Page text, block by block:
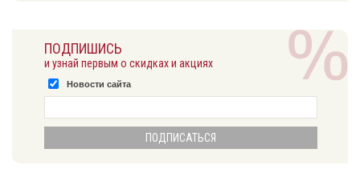
ПОДПИШИСЬ
и узнай первым о скидках и акциях
Новости сайта